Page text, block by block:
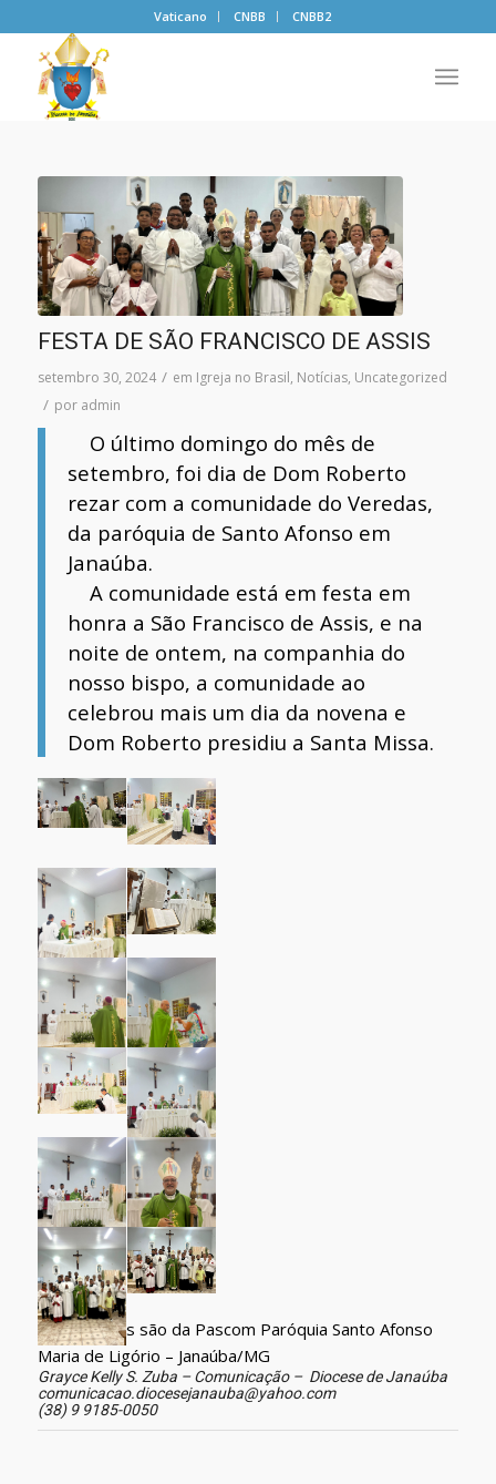
Vaticano CNBB CNBB2
FESTA DE SÃO FRANCISCO DE ASSIS
setembro 30, 2024 / em Igreja no Brasil, Notícias, Uncategorized
/ por admin
O último domingo do mês de
setembro, foi dia de Dom Roberto
rezar com a comunidade do Veredas,
da paróquia de Santo Afonso em
Janaúba.
A comunidade está em festa em
honra a São Francisco de Assis, e na
noite de ontem, na companhia do
nosso bispo, a comunidade ao
celebrou mais um dia da novena e
Dom Roberto presidiu a Santa Missa.
Os registros são da Pascom Paróquia Santo Afonso
Maria de Ligório – Janaúba/MG
Grayce Kelly S. Zuba – Comunicação – Diocese de Janaúba
comunicacao.diocesejanauba@yahoo.com
(38) 9 9185-0050